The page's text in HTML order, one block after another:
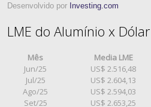
Desenvolvido por Investing.com
LME do Alumínio x Dólar
Mês Media LME
Jun/25
US$ 2.516,48
Jul/25
US$ 2.604,13
Ago/25
US$ 2.594,03
Set/25
US$ 2.653,25